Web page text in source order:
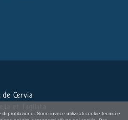
profilazione. Sono invece utilizzati cookie tecnici e
Cervia